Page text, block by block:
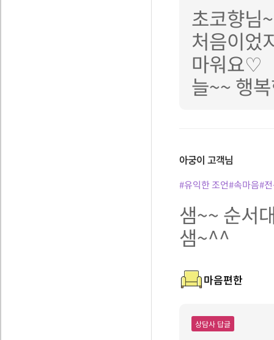
초코향님
처음이었
마워요♡
늘~~ 행
아궁이 고객님
#유익한 조언#속마음#
샘~~ 순서
샘~^^
마음편한
상담사 답글